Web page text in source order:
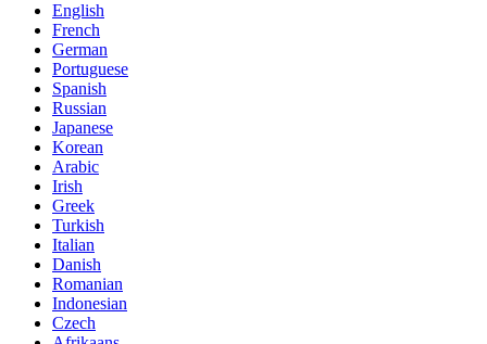
English
French
German
Portuguese
Spanish
Russian
Japanese
Korean
Arabic
Irish
Greek
Turkish
Italian
Danish
Romanian
Indonesian
Czech